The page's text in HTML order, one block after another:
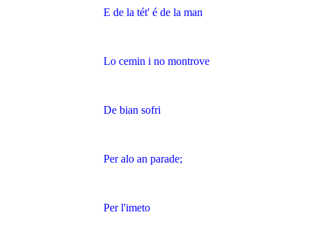
E de la tét' é de la man
Lo cemin i no montrove
De bian sofri
Per alo an parade;
Per l'imeto